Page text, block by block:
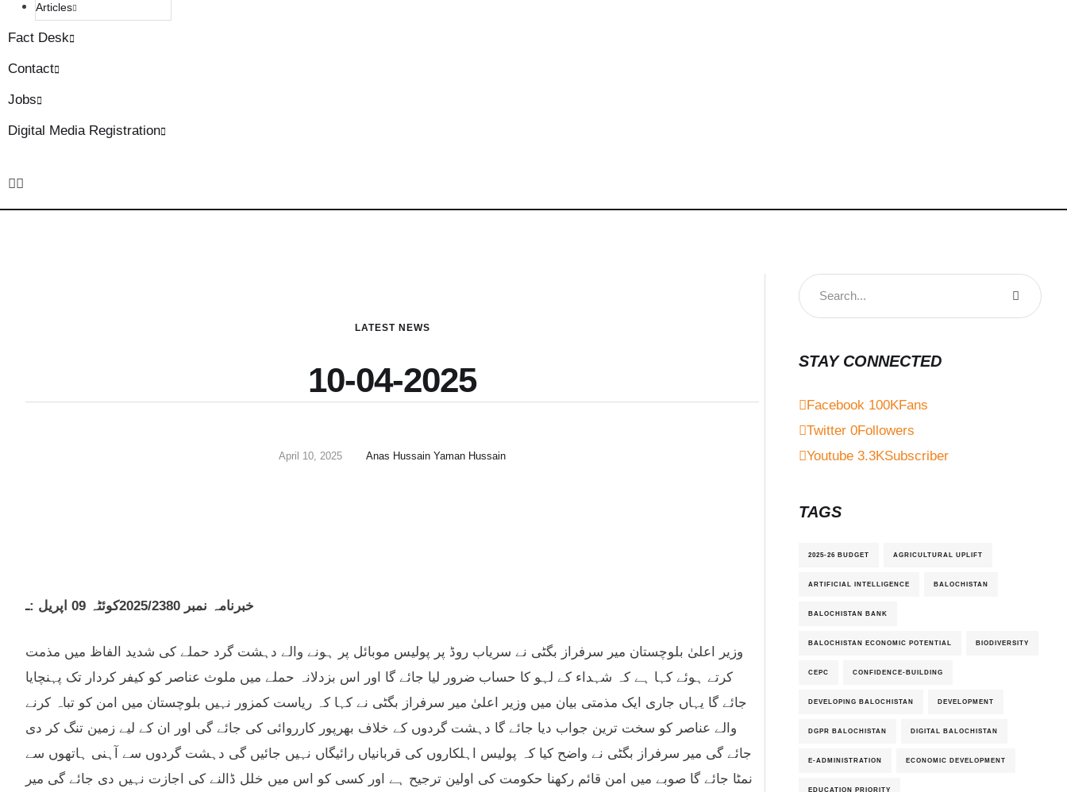
Articles
Fact Desk
Contact
Jobs
Digital Media Registration
LATEST NEWS
10-04-2025
April 10, 2025 Anas Hussain Yaman Hussain
خبرنامہ نمبر 2025/2380کوئٹہ 09 اپریل :ـ
وزیر اعلیٰ بلوچستان میر سرفراز بگٹی نے سریاب روڈ پر پولیس موبائل پر ہونے والے دہشت گرد حملے کی شدید الفاظ میں مذمت
کرتے ہوئے کہا ہے کہ شہداء کے لہو کا حساب ضرور لیا جائے گا اور اس بزدلانہ حملے میں ملوث عناصر کو کیفر کردار تک پہنچایا
جائے گا یہاں جاری ایک مذمتی بیان میں وزیر اعلیٰ میر سرفراز بگٹی نے کہا کہ ریاست کمزور نہیں بلوچستان میں امن کو تباہ کرنے
والے عناصر کو سخت ترین جواب دیا جائے گا دہشت گردوں کے خلاف بھرپور کارروائی کی جائے گی اور ان کے لیے زمین تنگ کر دی
جائے گی میر سرفراز بگٹی نے واضح کیا کہ پولیس اہلکاروں کی قربانیاں رائیگاں نہیں جائیں گی دہشت گردوں سے آہنی ہاتھوں سے
نمٹا جائے گا صوبے میں امن قائم رکھنا حکومت کی اولین ترجیح ہے اور کسی کو اس میں خلل ڈالنے کی اجازت نہیں دی جائے گی میر
STAY CONNECTED
Facebook 100KFans
Twitter 0Followers
Youtube 3.3KSubscriber
TAGS
2025-26 BUDGET AGRICULTURAL UPLIFT
ARTIFICIAL INTELLIGENCE BALOCHISTAN
BALOCHISTAN BANK
BALOCHISTAN ECONOMIC POTENTIAL BIODIVERSITY
CEPC CONFIDENCE-BUILDING
DEVELOPING BALOCHISTAN DEVELOPMENT
DGPR BALOCHISTAN DIGITAL BALOCHISTAN
E-ADMINISTRATION ECONOMIC DEVELOPMENT
EDUCATION PRIORITY